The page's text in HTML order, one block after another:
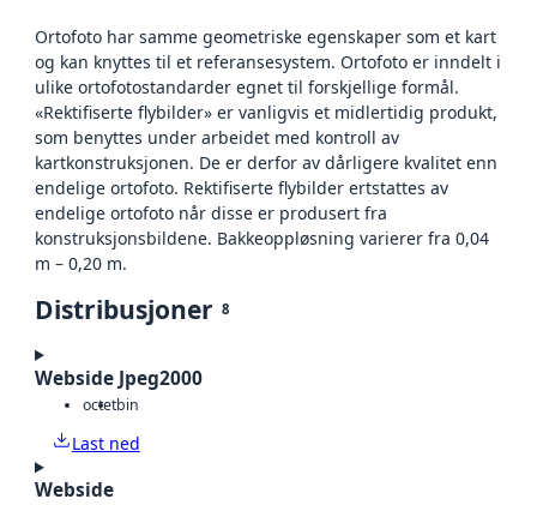
Ortofoto har samme geometriske egenskaper som et kart
og kan knyttes til et referansesystem. Ortofoto er inndelt i
ulike ortofotostandarder egnet til forskjellige formål.
«Rektifiserte flybilder» er vanligvis et midlertidig produkt,
som benyttes under arbeidet med kontroll av
kartkonstruksjonen. De er derfor av dårligere kvalitet enn
endelige ortofoto. Rektifiserte flybilder ertstattes av
endelige ortofoto når disse er produsert fra
konstruksjonsbildene. Bakkeoppløsning varierer fra 0,04
m – 0,20 m.
Distribusjoner 8
Webside Jpeg2000
octetbin
Last ned
Webside